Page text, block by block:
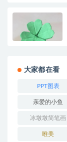
大家都在看
PPT图表
亲爱的小鱼
冰墩墩简笔画
唯美